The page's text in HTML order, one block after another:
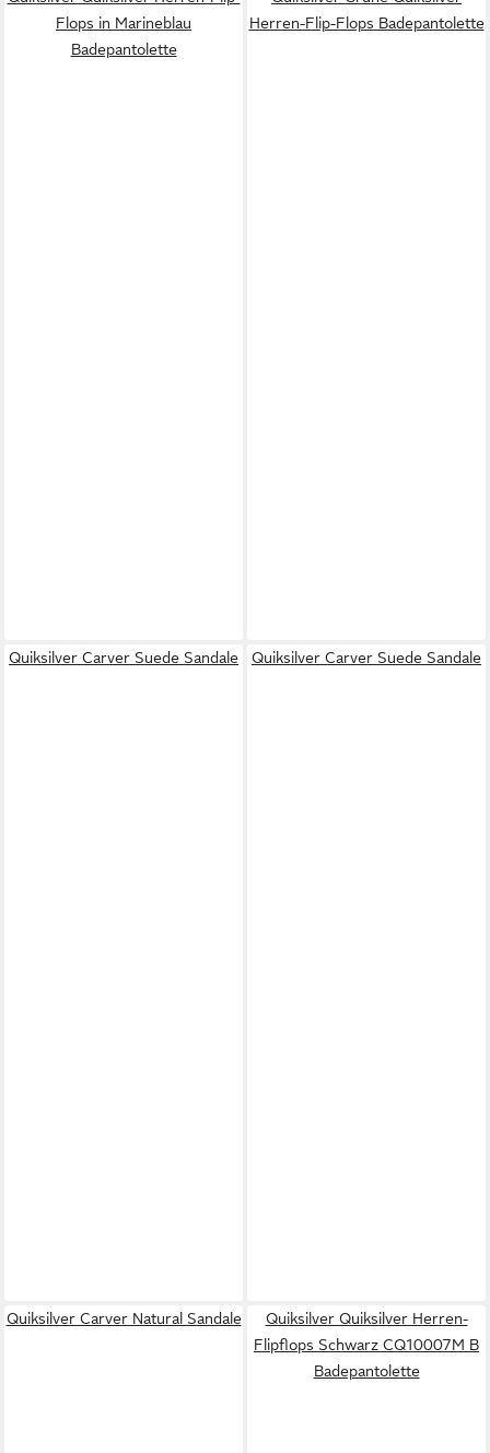
Flops in Marineblau
Badepantolette
Herren-Flip-Flops Badepantolette
Quiksilver Carver Suede Sandale Quiksilver Carver Suede Sandale
Quiksilver Carver Natural Sandale
Quiksilver Quiksilver Herren-
Flipflops Schwarz CQ10007M B
Badepantolette